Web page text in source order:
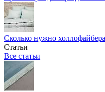
Сколько нужно
Статьи
Все статьи